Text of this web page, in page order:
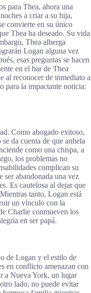
para Thea, ahora una
a criar a su hija,
convierte en su único
Thea ha deseado. Su vida
Thea alberga
Logan alguna vez
esas preguntas se hacen
en el bar de Thea
al reconocer de inmediato a
para la impactante noticia:
Como abogado exitoso,
da cuenta de que anhela
como una chispa, a
los problemas no
complican su
ser abandonada una vez
Es cautelosa al dejar que
tanto, Logan está
un vínculo con la
Charlie conmueven los
en ser papá.
de Logan y el estilo de
en conflicto amenazan con
a Nueva York, un lugar
lado, no puede evitar